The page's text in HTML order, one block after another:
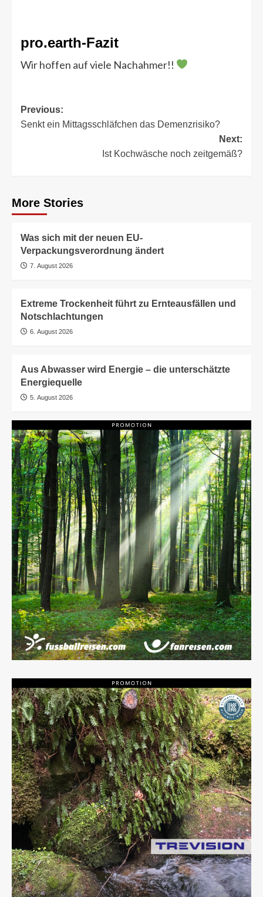
pro.earth-Fazit
Wir hoffen auf viele Nachahmer!!
Post
navigation
Previous:
Senkt ein Mittagsschläfchen das Demenzrisiko?
Next:
Ist Kochwäsche noch zeitgemäß?
More Stories
Was sich mit der neuen EU-
Verpackungsverordnung ändert
7. August 2026
Extreme Trockenheit führt zu Ernteausfällen und
Notschlachtungen
6. August 2026
Aus Abwasser wird Energie – die unterschätzte
Energiequelle
5. August 2026